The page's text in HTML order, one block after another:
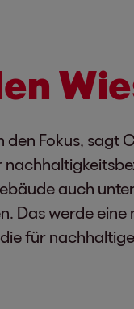
Fokus, sagt
auch
werde
für